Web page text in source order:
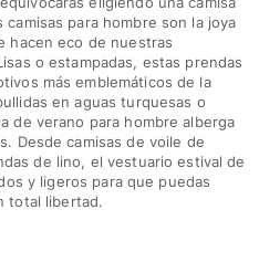
para hombre son la joya
hacen eco de nuestras
o estampadas, estas prendas
más emblemáticos de la
en aguas turquesas o
de verano para hombre alberga
Desde camisas de voile de
de lino, el vestuario estival de
y ligeros para que puedas
total libertad.